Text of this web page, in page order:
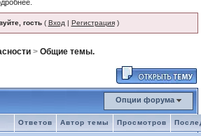
гость( Вход | Регистрация)
>Общие темы.
Опции форума
Ответов Автор темы Просмотров